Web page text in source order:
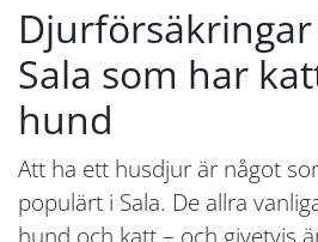
Sala som har
hund
Att ha ett husdjur är något
populärt i Sala. De allra
hund och katt – och givetvis